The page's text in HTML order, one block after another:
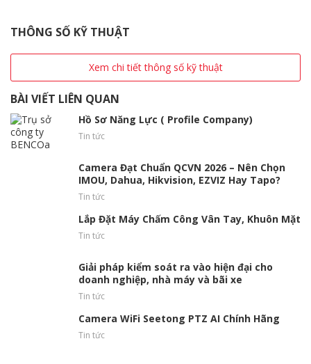
THÔNG SỐ KỸ THUẬT
Xem chi tiết thông số kỹ thuật
BÀI VIẾT LIÊN QUAN
Hồ Sơ Năng Lực ( Profile Company)
Tin tức
Camera Đạt Chuẩn QCVN 2026 – Nên Chọn
IMOU, Dahua, Hikvision, EZVIZ Hay Tapo?
Tin tức
Lắp Đặt Máy Chấm Công Vân Tay, Khuôn Mặt
Tin tức
Giải pháp kiểm soát ra vào hiện đại cho
doanh nghiệp, nhà máy và bãi xe
Tin tức
Camera WiFi Seetong PTZ AI Chính Hãng
Tin tức